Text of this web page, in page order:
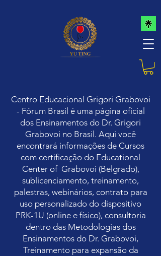
Centro Educacional Grigori Grabovoi
- Fórum Brasil é uma página oficial
dos Ensinamentos do Dr. Grigori
Grabovoi no Brasil. Aqui você
encontrará informações de Cursos
com certificação do Educational
Center of Grabovoi (Belgrado),
sublicenciamento, treinamento,
palestras, webinários, contrato para
uso personalizado do dispositivo
PRK-1U (online e físico), consultoria
dentro das Metodologias dos
Ensinamentos do Dr. Grabovoi,
Treinamento para expansão da